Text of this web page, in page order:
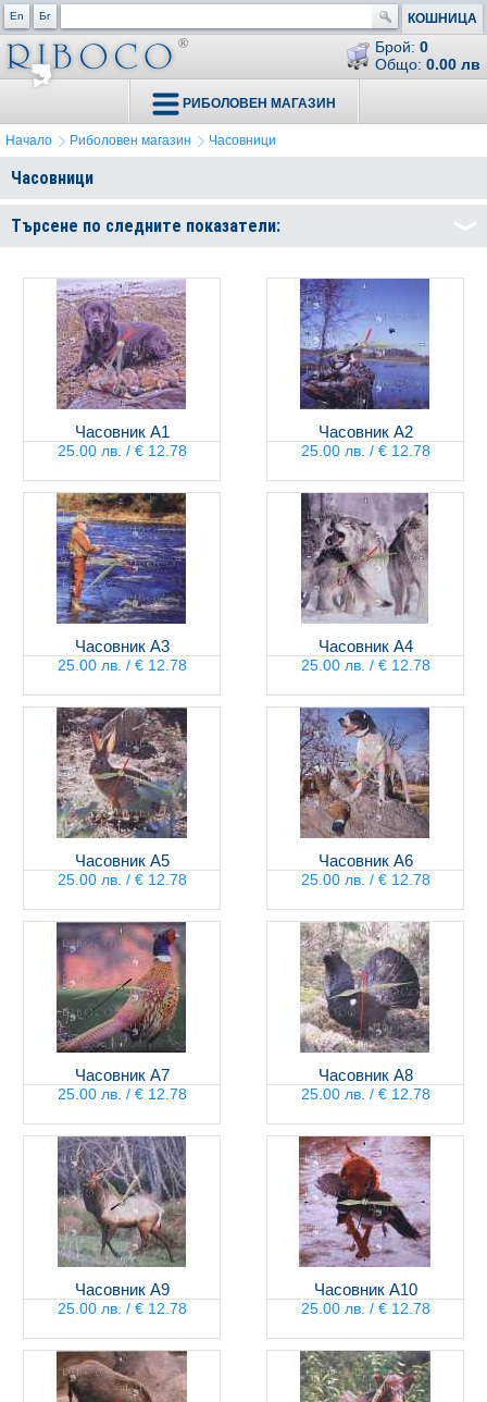
En Бг КОШНИЦА
Брой: 0
Общо: 0.00 лв
РИБОЛОВЕН МАГАЗИН
Начало Риболовен магазин Часовници
Часовници
Търсене по следните показатели:
Часовник А1
25.00 лв. / € 12.78
Часовник А2
25.00 лв. / € 12.78
Часовник А3
25.00 лв. / € 12.78
Часовник А4
25.00 лв. / € 12.78
Часовник А5
25.00 лв. / € 12.78
Часовник А6
25.00 лв. / € 12.78
Часовник А7
25.00 лв. / € 12.78
Часовник А8
25.00 лв. / € 12.78
Часовник А9
25.00 лв. / € 12.78
Часовник А10
25.00 лв. / € 12.78